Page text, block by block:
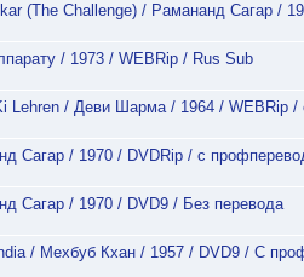
(The Challenge) / Рамананд Сагар /
/ 1973 / WEBRip / Rus Sub
Lehren / Деви Шарма / 1964 / WEBRip
Сагар / 1970 / DVDRip / с
Сагар / 1970 / DVD9 / Без перевода
/ Мехбуб Кхан / 1957 / DVD9 / С